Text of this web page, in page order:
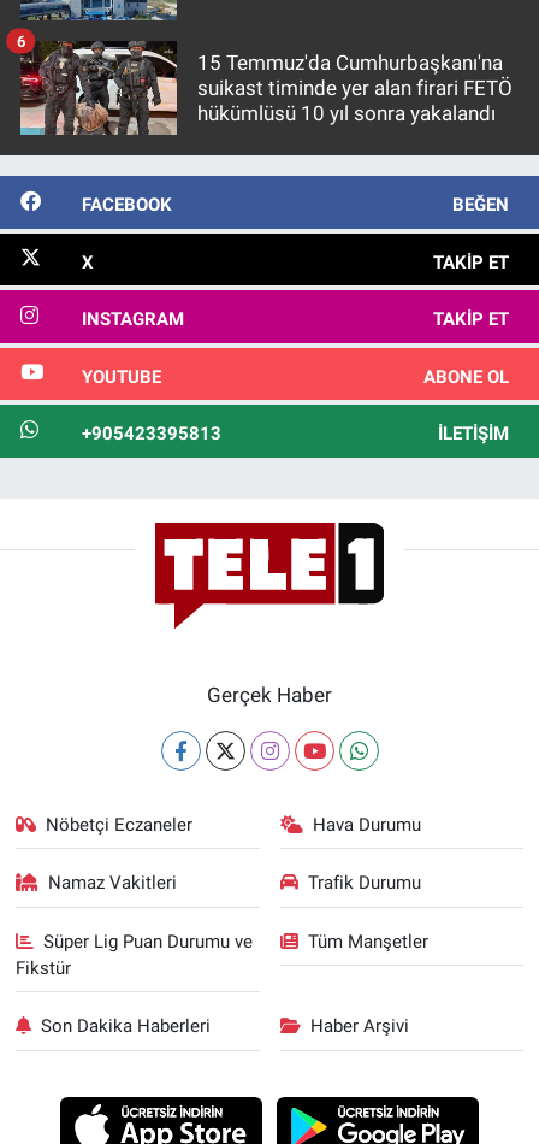
15 Temmuz'da Cumhurbaşkanı'na
suikast timinde yer alan firari FETÖ
hükümlüsü 10 yıl sonra yakalandı
6
FACEBOOK BEĞEN
X TAKIP ET
INSTAGRAM TAKIP ET
YOUTUBE ABONE OL
+905423395813 İLETIŞIM
Gerçek Haber
Nöbetçi Eczaneler Hava Durumu
Namaz Vakitleri Trafik Durumu
Süper Lig Puan Durumu ve
Fikstür
Tüm Manşetler
Son Dakika Haberleri Haber Arşivi